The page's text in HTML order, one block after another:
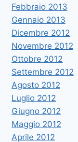
Febbraio 2013
Gennaio 2013
Dicembre 2012
Novembre 2012
Ottobre 2012
Settembre 2012
Agosto 2012
Luglio 2012
Giugno 2012
Maggio 2012
Aprile 2012